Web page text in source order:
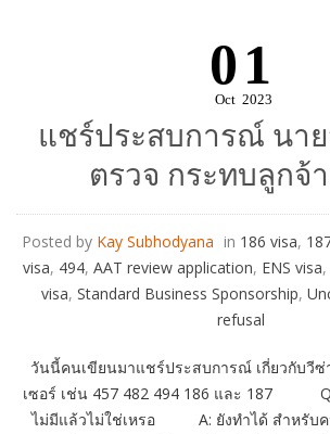
01
Oct 2023
แชร์ประสบการณ์ นา
ตรวจ กระทบลูกจ้
Posted by Kay Subhodyana in 186 visa,
visa, 494, AAT review application, ENS visa,
visa, Standard Business Sponsorship,
refusal
วันนี้คนเขียนมาแชร์ประสบการณ์ เกี่ยวกับวี
เซอร์ เช่น 457 482 494 186 และ 187 Q:
ไม่มีแล้วไม่ใช่เหรอ A: ยังทำได้ สำหรับค